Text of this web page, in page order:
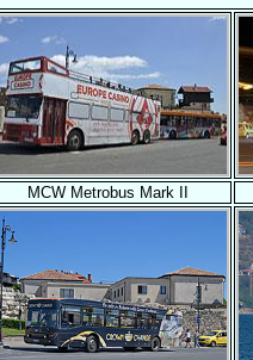
MCW Metrobus Mark II